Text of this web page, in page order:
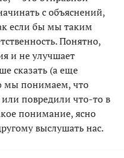
с объяснений,
если бы мы таким
Понятно,
и не улучшает
сказать (а еще
мы понимаем, что
повредили что-то в
понимание, ясно
выслушать нас.